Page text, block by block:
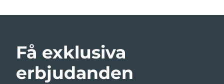
Få exklusiva
erbjudanden